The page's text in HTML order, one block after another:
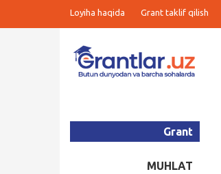
Loyiha haqida Grant taklif qilish
Grant
MUHLAT